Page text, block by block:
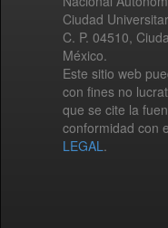
Ciudad
C. P. 04510,
México.
Este sitio web
con fines no
que se cite la
conformidad con
LEGAL.